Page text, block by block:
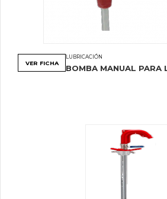
LUBRICACIÓN
BOMBA MANUAL PARA
VER FICHA